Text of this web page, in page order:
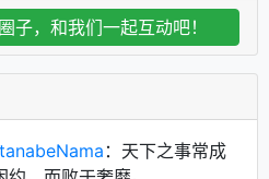
子，和我们一起互动吧！
：天下之事常成